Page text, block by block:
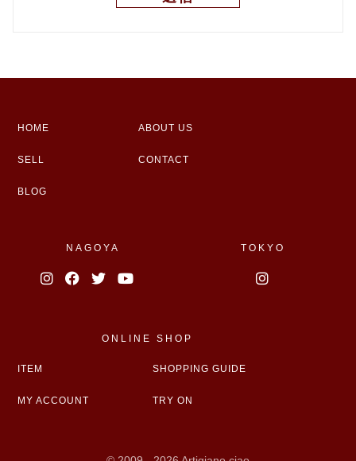
HOME ABOUT US
SELL CONTACT
BLOG
NAGOYA TOKYO
ONLINE SHOP
ITEM SHOPPING GUIDE
MY ACCOUNT TRY ON